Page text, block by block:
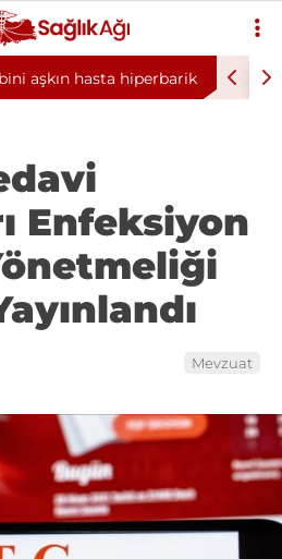
aşkın hasta hiperbarik Diş eti
Enfeksiyon
Mevzuat